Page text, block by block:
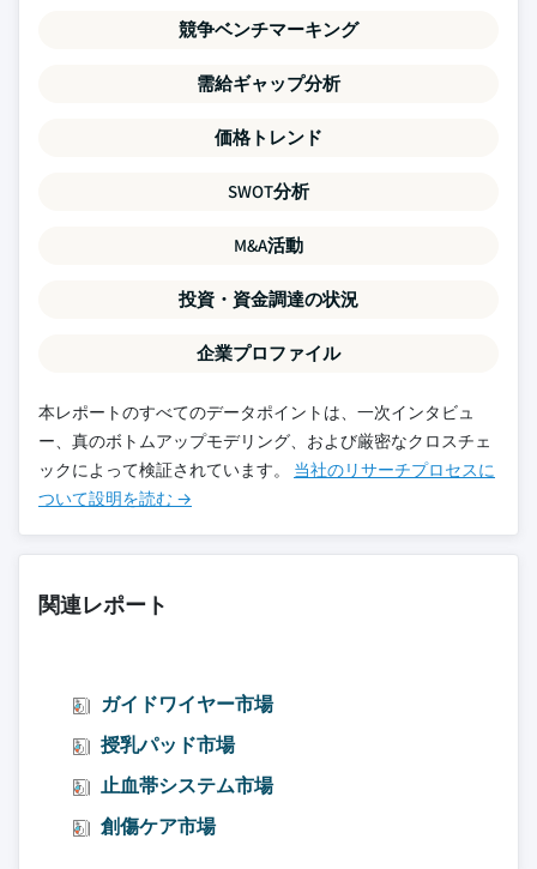
競争ベンチマーキング
需給ギャップ分析
価格トレンド
SWOT分析
M&A活動
投資・資金調達の状況
企業プロファイル
本レポートのすべてのデータポイントは、一次インタビュ
ー、真のボトムアップモデリング、および厳密なクロスチェ
ックによって検証されています。 当社のリサーチプロセスに
ついて設明を読む →
関連レポート
ガイドワイヤー市場
授乳パッド市場
止血帯システム市場
創傷ケア市場